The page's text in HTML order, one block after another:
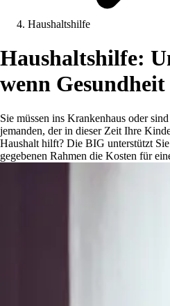
Haushaltshilfe
Haushaltshilfe:
wenn
Sie müssen ins Krankenhaus oder
jemanden, der in dieser Zeit Ihre
Haushalt hilft? Die BIG unterstützt
gegebenen Rahmen die Kosten für